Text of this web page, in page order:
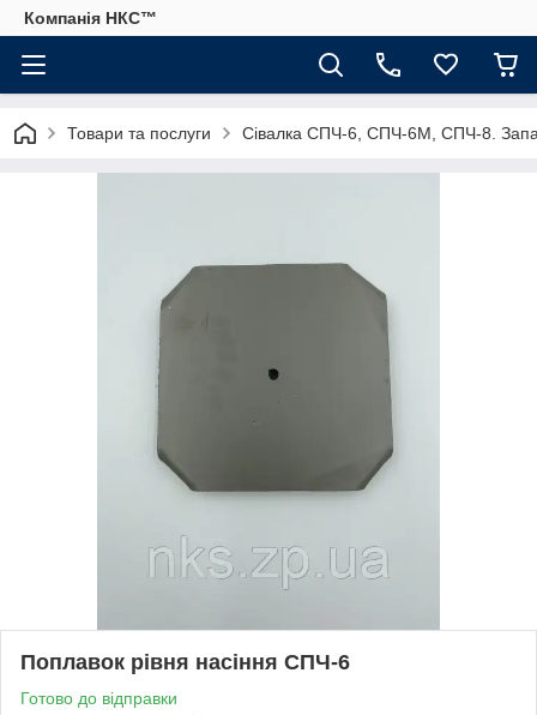
Компанія НКС™
Товари та послуги Сівалка СПЧ-6, СПЧ-6М, СПЧ-8.
Поплавок рівня насіння СПЧ-6
Готово до відправки